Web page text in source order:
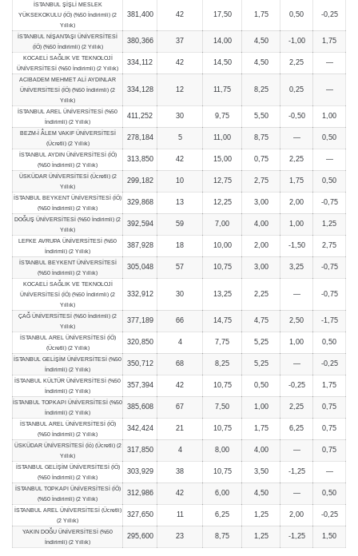
İSTANBUL ŞİŞLİ MESLEK
YÜKSEKOKULU (İÖ) (%50 İndirimli) (2
Yıllık)
381,400 42 17,50 1,75 0,50 -0,25
İSTANBUL NİŞANTAŞI ÜNİVERSİTESİ
(İÖ) (%50 İndirimli) (2 Yıllık)
380,366 37 14,00 4,50 -1,00 1,75
KOCAELİ SAĞLIK VE TEKNOLOJİ
ÜNİVERSİTESİ (%50 İndirimli) (2 Yıllık)
334,112 42 14,50 4,50 2,25 —
ACIBADEM MEHMET ALİ AYDINLAR
ÜNİVERSİTESİ (İÖ) (%50 İndirimli) (2
Yıllık)
334,128 12 11,75 8,25 0,25 —
İSTANBUL AREL ÜNİVERSİTESİ (%50
İndirimli) (2 Yıllık)
411,252 30 9,75 5,50 -0,50 1,00
BEZM-İ ÂLEM VAKIF ÜNİVERSİTESİ
(Ücretli) (2 Yıllık)
278,184 5 11,00 8,75 — 0,50
İSTANBUL AYDIN ÜNİVERSİTESİ (İÖ)
(%50 İndirimli) (2 Yıllık)
313,850 42 15,00 0,75 2,25 —
ÜSKÜDAR ÜNİVERSİTESİ (Ücretli) (2
Yıllık)
299,182 10 12,75 2,75 1,75 0,50
İSTANBUL BEYKENT ÜNİVERSİTESİ (İÖ)
(%50 İndirimli) (2 Yıllık)
329,868 13 12,25 3,00 2,00 -0,75
DOĞUŞ ÜNİVERSİTESİ (%50 İndirimli) (2
Yıllık)
392,594 59 7,00 4,00 1,00 1,25
LEFKE AVRUPA ÜNİVERSİTESİ (%50
İndirimli) (2 Yıllık)
387,928 18 10,00 2,00 -1,50 2,75
İSTANBUL BEYKENT ÜNİVERSİTESİ
(%50 İndirimli) (2 Yıllık)
305,048 57 10,75 3,00 3,25 -0,75
KOCAELİ SAĞLIK VE TEKNOLOJİ
ÜNİVERSİTESİ (İÖ) (%50 İndirimli) (2
Yıllık)
332,912 30 13,25 2,25 — -0,75
ÇAĞ ÜNİVERSİTESİ (%50 İndirimli) (2
Yıllık)
377,189 66 14,75 4,75 2,50 -1,75
İSTANBUL AREL ÜNİVERSİTESİ (İÖ)
(Ücretli) (2 Yıllık)
320,850 4 7,75 5,25 1,00 0,50
İSTANBUL GELİŞİM ÜNİVERSİTESİ (%50
İndirimli) (2 Yıllık)
350,712 68 8,25 5,25 — -0,25
İSTANBUL KÜLTÜR ÜNİVERSİTESİ (%50
İndirimli) (2 Yıllık)
357,394 42 10,75 0,50 -0,25 1,75
İSTANBUL TOPKAPI ÜNİVERSİTESİ (%50
İndirimli) (2 Yıllık)
385,608 67 7,50 1,00 2,25 0,75
İSTANBUL AREL ÜNİVERSİTESİ (İÖ)
(%50 İndirimli) (2 Yıllık)
342,424 21 10,75 1,75 6,25 0,75
ÜSKÜDAR ÜNİVERSİTESİ (İö) (Ücretli) (2
Yıllık)
317,850 4 8,00 4,00 — 0,75
İSTANBUL GELİŞİM ÜNİVERSİTESİ (İÖ)
(%50 İndirimli) (2 Yıllık)
303,929 38 10,75 3,50 -1,25 —
İSTANBUL TOPKAPI ÜNİVERSİTESİ (İÖ)
(%50 İndirimli) (2 Yıllık)
312,986 42 6,00 4,50 — 0,50
İSTANBUL AREL ÜNİVERSİTESİ (Ücretli)
(2 Yıllık)
327,650 11 6,25 1,25 2,00 -0,25
YAKIN DOĞU ÜNİVERSİTESİ (%50
İndirimli) (2 Yıllık)
295,600 23 8,75 1,25 -1,25 1,50